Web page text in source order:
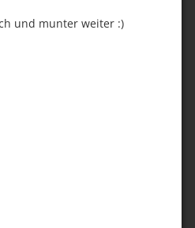
und munter weiter :)